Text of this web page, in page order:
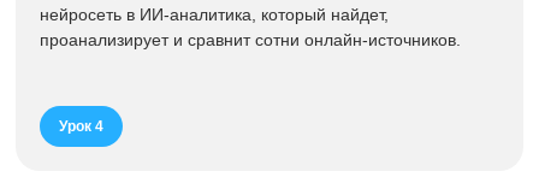
нейросеть в ИИ-аналитика, который найдет,
проанализирует и сравнит сотни онлайн-источников.
Урок 4